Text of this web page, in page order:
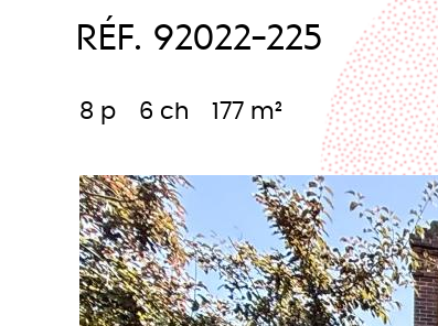
RÉF. 92022-225
8 p 6 ch 177 m²